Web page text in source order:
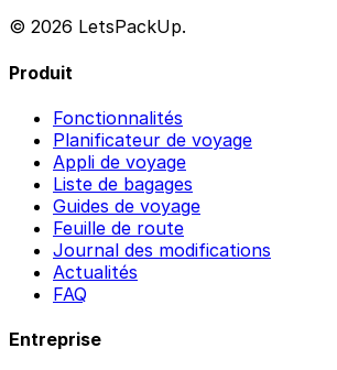
© 2026 LetsPackUp.
Produit
Fonctionnalités
Planificateur de voyage
Appli de voyage
Liste de bagages
Guides de voyage
Feuille de route
Journal des modifications
Actualités
FAQ
Entreprise